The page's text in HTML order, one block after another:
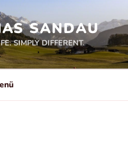
SANDAU
SIMPLY DIFFERENT.